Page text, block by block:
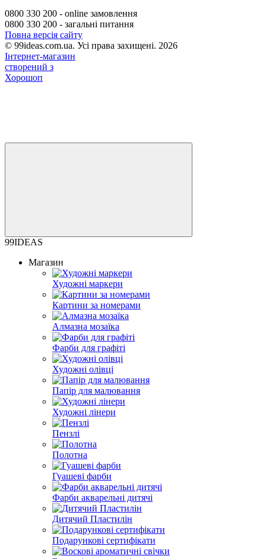
0800 330 200 - online замовлення
0800 330 200 - загальні питання
Повна версія сайту
© 99ideas.com.ua. Усі права захищені. 2026
Інтернет-магазин
створений з
Хорошоп
99IDEAS
Магазин
Художні маркери
Картини за номерами
Алмазна мозаїка
Фарби для графіті
Художні олівці
Папір для малювання
Художні лінери
Пензлі
Полотна
Гуашеві фарби
Фарби акварельні дитячі
Дитячий Пластилін
Подарункові сертифікати